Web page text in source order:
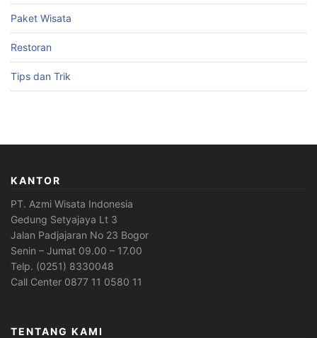
Paket Wisata
Restoran
Tips dan Trik
KANTOR
PT. Azmi Wisata Indonesia
Gedung Setyajaya Lt 3
Jalan Padjajaran No 23 Bogor
Senin – Jumat 09.00 – 17.00
Telp. (0251) 8330048
Call Center 0877 11 0580 11
TENTANG KAMI